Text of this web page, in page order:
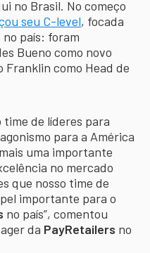
no Brasil. No começo
seu C-level, focada
país: foram
Bueno como novo
Franklin como Head de
time de líderes para
para a América
uma importante
no mercado
que nosso time de
importante para o
no país”, comentou
da PayRetailers no